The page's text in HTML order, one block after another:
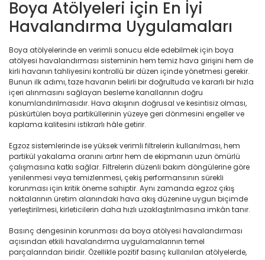
Boya Atölyeleri için En İyi
Havalandırma Uygulamaları
Boya atölyelerinde en verimli sonucu elde edebilmek için boya
atölyesi havalandırması sisteminin hem temiz hava girişini hem de
kirli havanın tahliyesini kontrollü bir düzen içinde yönetmesi gerekir.
Bunun ilk adımı, taze havanın belirli bir doğrultuda ve kararlı bir hızla
içeri alınmasını sağlayan besleme kanallarının doğru
konumlandırılmasıdır. Hava akışının doğrusal ve kesintisiz olması,
püskürtülen boya partiküllerinin yüzeye geri dönmesini engeller ve
kaplama kalitesini istikrarlı hâle getirir.
Egzoz sistemlerinde ise yüksek verimli filtrelerin kullanılması, hem
partikül yakalama oranını artırır hem de ekipmanın uzun ömürlü
çalışmasına katkı sağlar. Filtrelerin düzenli bakım döngülerine göre
yenilenmesi veya temizlenmesi, çekiş performansının sürekli
korunması için kritik öneme sahiptir. Aynı zamanda egzoz çıkış
noktalarının üretim alanındaki hava akış düzenine uygun biçimde
yerleştirilmesi, kirleticilerin daha hızlı uzaklaştırılmasına imkân tanır.
Basınç dengesinin korunması da boya atölyesi havalandırması
açısından etkili havalandırma uygulamalarının temel
parçalarından biridir. Özellikle pozitif basınç kullanılan atölyelerde,